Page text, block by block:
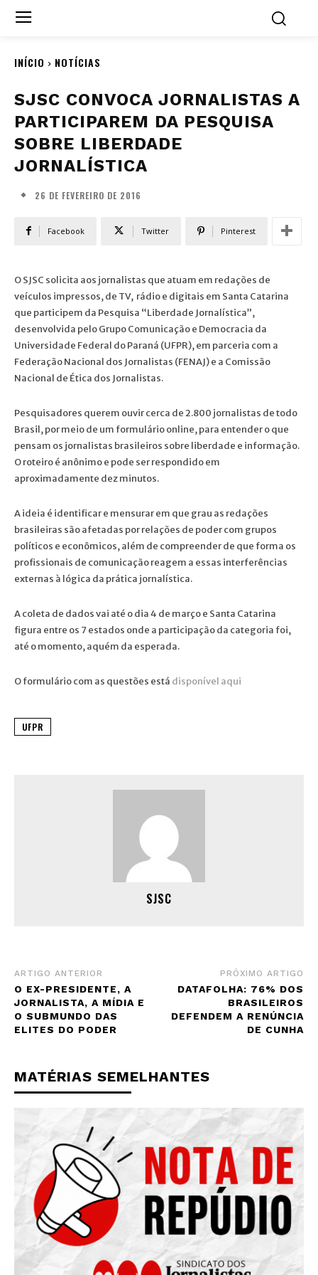
INÍCIO NOTÍCIAS
SJSC CONVOCA JORNALISTAS A
PARTICIPAREM DA PESQUISA
SOBRE LIBERDADE
JORNALÍSTICA
26 DE FEVEREIRO DE 2016
Facebook Twitter Pinterest
O SJSC solicita aos jornalistas que atuam em redações de
veículos impressos, de TV, rádio e digitais em Santa Catarina
que participem da Pesquisa “Liberdade Jornalística”,
desenvolvida pelo Grupo Comunicação e Democracia da
Universidade Federal do Paraná (UFPR), em parceria com a
Federação Nacional dos Jornalistas (FENAJ) e a Comissão
Nacional de Ética dos Jornalistas.
Pesquisadores querem ouvir cerca de 2.800 jornalistas de todo
Brasil, por meio de um formulário online, para entender o que
pensam os jornalistas brasileiros sobre liberdade e informação.
O roteiro é anônimo e pode ser respondido em
aproximadamente dez minutos.
A ideia é identificar e mensurar em que grau as redações
brasileiras são afetadas por relações de poder com grupos
políticos e econômicos, além de compreender de que forma os
profissionais de comunicação reagem a essas interferências
externas à lógica da prática jornalística.
A coleta de dados vai até o dia 4 de março e Santa Catarina
figura entre os 7 estados onde a participação da categoria foi,
até o momento, aquém da esperada.
O formulário com as questões está disponível aqui
UFPR
SJSC
ARTIGO ANTERIOR
O EX-PRESIDENTE, A
JORNALISTA, A MÍDIA E
O SUBMUNDO DAS
ELITES DO PODER
PRÓXIMO ARTIGO
DATAFOLHA: 76% DOS
BRASILEIROS
DEFENDEM A RENÚNCIA
DE CUNHA
MATÉRIAS SEMELHANTES